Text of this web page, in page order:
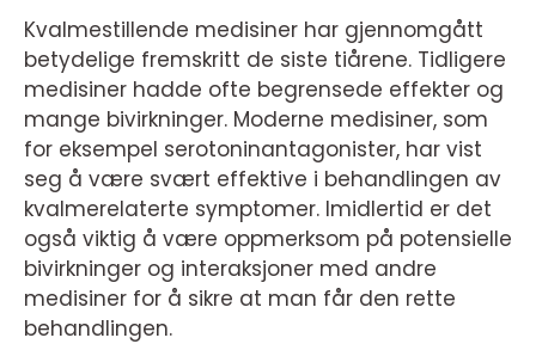
Kvalmestillende medisiner har gjennomgått
betydelige fremskritt de siste tiårene. Tidligere
medisiner hadde ofte begrensede effekter og
mange bivirkninger. Moderne medisiner, som
for eksempel serotoninantagonister, har vist
seg å være svært effektive i behandlingen av
kvalmerelaterte symptomer. Imidlertid er det
også viktig å være oppmerksom på potensielle
bivirkninger og interaksjoner med andre
medisiner for å sikre at man får den rette
behandlingen.